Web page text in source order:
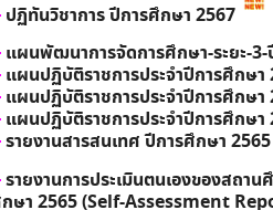
ปฏิทันวิชาการ ปีการศึกษา 2567
แผนพัฒนาการจัดการศึกษา-ระยะ-
แผนปฏิบัติราชการประจำปีการศึกษา
แผนปฏิบัติราชการประจำปีการศึกษา
แผนปฏิบัติราชการประจำปีการศึกษา
รายงานสารสนเทศ ปีการศึกษา 2565
รายงานการประเมินตนเองของสถาน
ษา 2565 (Self-Assessment